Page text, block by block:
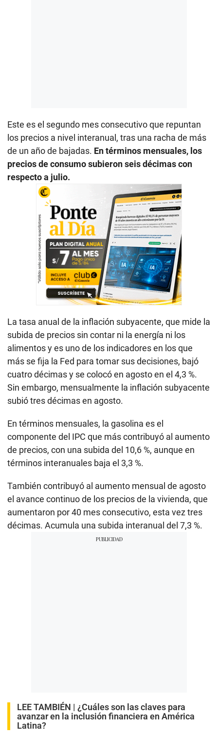
Este es el segundo mes consecutivo que repuntan
los precios a nivel interanual, tras una racha de más
de un año de bajadas. En términos mensuales, los
precios de consumo subieron seis décimas con
respecto a julio.
La tasa anual de la inflación subyacente, que mide la
subida de precios sin contar ni la energía ni los
alimentos y es uno de los indicadores en los que
más se fija la Fed para tomar sus decisiones, bajó
cuatro décimas y se colocó en agosto en el 4,3 %.
Sin embargo, mensualmente la inflación subyacente
subió tres décimas en agosto.
En términos mensuales, la gasolina es el
componente del IPC que más contribuyó al aumento
de precios, con una subida del 10,6 %, aunque en
términos interanuales baja el 3,3 %.
También contribuyó al aumento mensual de agosto
el avance continuo de los precios de la vivienda, que
aumentaron por 40 mes consecutivo, esta vez tres
décimas. Acumula una subida interanual del 7,3 %.
LEE TAMBIÉN | ¿Cuáles son las claves para
avanzar en la inclusión financiera en América
Latina?